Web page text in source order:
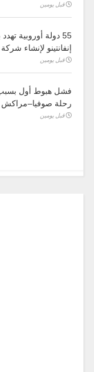
قبل يومين
55 دولة أوروبية
إنفانتينو لإنشاء
قبل يومين
فشل هبوط أول بسبب
رحلة صوفيا–مراكش
قبل يومين